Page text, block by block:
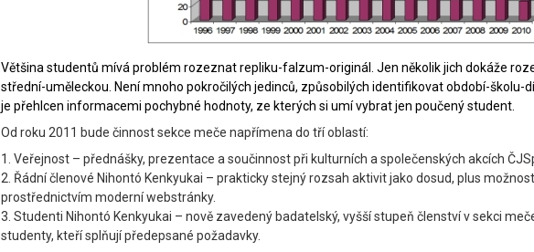
Většina studentů mívá problém rozeznat repliku-falzum-originál. Jen několik jich dokáže
střední-uměleckou. Není mnoho pokročilých jedinců, způsobilých identifikovat období-školu-
je přehlcen informacemi pochybné hodnoty, ze kterých si umí vybrat jen poučený student.
Od roku 2011 bude činnost sekce meče napřímena do tří oblastí:
1. Veřejnost – přednášky, prezentace a součinnost při kulturních a společenských akcích
2. Řádní členové Nihontó Kenkyukai – prakticky stejný rozsah aktivit jako dosud, plus
prostřednictvím moderní webstránky.
3. Studenti Nihontó Kenkyukai – nově zavedený badatelský, vyšší stupeň členství v sekci
studenty, kteří splňují předepsané požadavky.